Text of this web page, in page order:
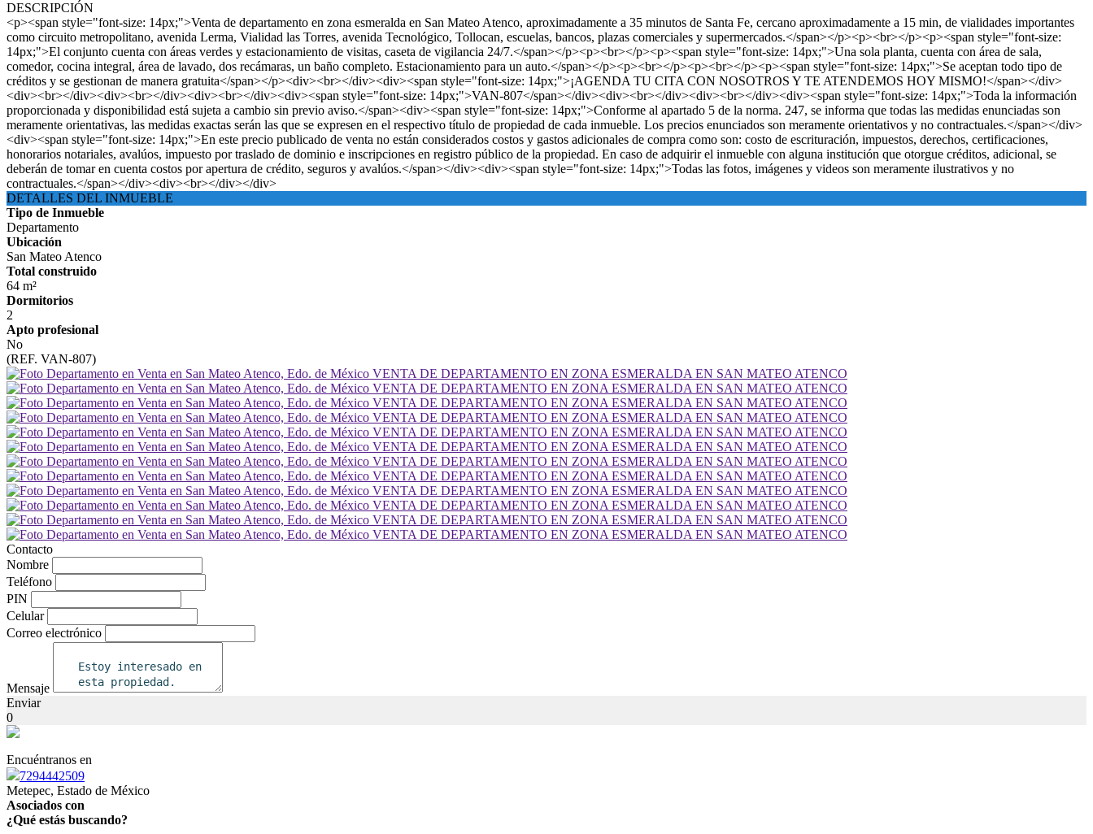
DESCRIPCIÓN
<p><span style="font-size: 14px;">Venta de departamento en zona esmeralda en San Mateo Atenco, aproximadamente a 35 minutos de Santa Fe, cercano aproximadamente a 15 min, de vialidades importantes
como circuito metropolitano, avenida Lerma, Vialidad las Torres, avenida Tecnológico, Tollocan, escuelas, bancos, plazas comerciales y supermercados.</span></p><p><br></p><p><span style="font-size:
14px;">El conjunto cuenta con áreas verdes y estacionamiento de visitas, caseta de vigilancia 24/7.</span></p><p><br></p><p><span style="font-size: 14px;">Una sola planta, cuenta con área de sala,
comedor, cocina integral, área de lavado, dos recámaras, un baño completo. Estacionamiento para un auto.</span></p><p><br></p><p><br></p><p><span style="font-size: 14px;">Se aceptan todo tipo de
créditos y se gestionan de manera gratuita</span></p><div><br></div><div><span style="font-size: 14px;">¡AGENDA TU CITA CON NOSOTROS Y TE ATENDEMOS HOY MISMO!</span></div>
<div><br></div><div><br></div><div><br></div><div><span style="font-size: 14px;">VAN-807</span></div><div><br></div><div><br></div><div><span style="font-size: 14px;">Toda la información
proporcionada y disponibilidad está sujeta a cambio sin previo aviso.</span><div><span style="font-size: 14px;">Conforme al apartado 5 de la norma. 247, se informa que todas las medidas enunciadas son
meramente orientativas, las medidas exactas serán las que se expresen en el respectivo título de propiedad de cada inmueble. Los precios enunciados son meramente orientativos y no contractuales.</span></div>
<div><span style="font-size: 14px;">En este precio publicado de venta no están considerados costos y gastos adicionales de compra como son: costo de escrituración, impuestos, derechos, certificaciones,
honorarios notariales, avalúos, impuesto por traslado de dominio e inscripciones en registro público de la propiedad. En caso de adquirir el inmueble con alguna institución que otorgue créditos, adicional, se
deberán de tomar en cuenta costos por apertura de crédito, seguros y avalúos.</span></div><div><span style="font-size: 14px;">Todas las fotos, imágenes y videos son meramente ilustrativos y no
contractuales.</span></div><div><br></div></div>
DETALLES DEL INMUEBLE
Tipo de Inmueble
Departamento
Ubicación
San Mateo Atenco
Total construido
64 m²
Dormitorios
2
Apto profesional
No
(REF. VAN-807)
Contacto
Nombre
Teléfono
PIN
Celular
Correo electrónico
Mensaje
Enviar
0
Encuéntranos en
7294442509
Metepec, Estado de México
Asociados con
¿Qué estás buscando?